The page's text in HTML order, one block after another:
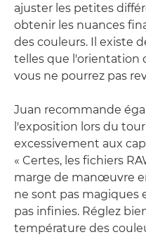
ajuster les petites
obtenir les nuances
des couleurs. Il existe
telles que l'orientation
vous ne pourrez pas
Juan recommande
l'exposition lors du
excessivement aux
« Certes, les fichiers
marge de manœuvre
ne sont pas magiques
pas infinies. Réglez
température des